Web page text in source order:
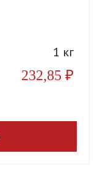
1 кг
232,85₽